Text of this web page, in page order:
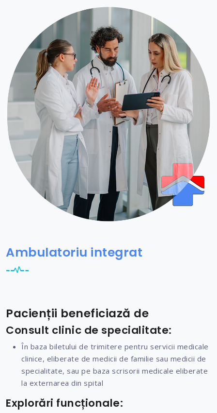
Ambulatoriu integrat
Pacienții beneficiază de
Consult clinic de specialitate:
În baza biletului de trimitere pentru servicii medicale
clinice, eliberate de medicii de familie sau medicii de
specialitate, sau pe baza scrisorii medicale eliberate
la externarea din spital
Explorări funcționale: